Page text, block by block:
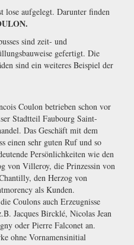
lose aufgelegt. Darunter finden
sind zeit- und
gefertigt. Die
sind ein weiteres Beispiel der
Coulon betrieben schon vor
Stadtteil Faubourg Saint-
Das Geschäft mit dem
einen sehr guten Ruf und so
Persönlichkeiten wie den
von Villeroy, die Prinzessin von
den Herzog von
als Kunden.
Coulons auch Erzeugnisse
Jacques Bircklé, Nicolas Jean
oder Pierre Falconet an.
ohne Vornamensinitial